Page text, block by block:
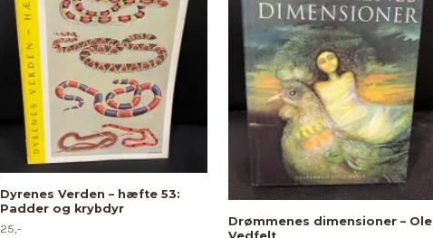
Dyrenes Verden – hæfte 53:
Padder og krybdyr
25,-
Drømmenes dimensioner – Ole